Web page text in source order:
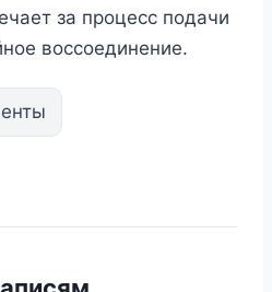
за процесс подачи
воссоединение.